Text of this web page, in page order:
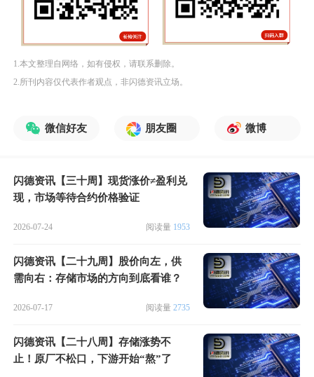
1.本文整理自网络，如有侵权，请联系删除。
2.所刊内容仅代表作者观点，非闪德资讯立场。
微信好友 朋友圈 微博
闪德资讯【三十周】现货涨价≠盈利兑
现，市场等待合约价格验证
2026-07-24 阅读量 1953
闪德资讯【二十九周】股价向左，供
需向右：存储市场的方向到底看谁？
2026-07-17 阅读量 2735
闪德资讯【二十八周】存储涨势不
止！原厂不松口，下游开始“熬”了